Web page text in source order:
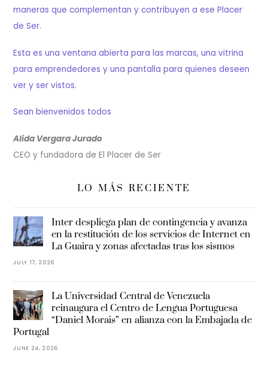
maneras que complementan y contribuyen a ese Placer
de Ser.
Esta es una ventana abierta para las marcas, una vitrina
para emprendedores y una pantalla para quienes deseen
ver y ser vistos.
Sean bienvenidos todos
Alida Vergara Jurado
CEO y fundadora de El Placer de Ser
LO MÁS RECIENTE
Inter despliega plan de contingencia y avanza
en la restitución de los servicios de Internet en
La Guaira y zonas afectadas tras los sismos
JULY 17, 2026
La Universidad Central de Venezuela
reinaugura el Centro de Lengua Portuguesa
“Daniel Morais” en alianza con la Embajada de
Portugal
JUNE 24, 2026